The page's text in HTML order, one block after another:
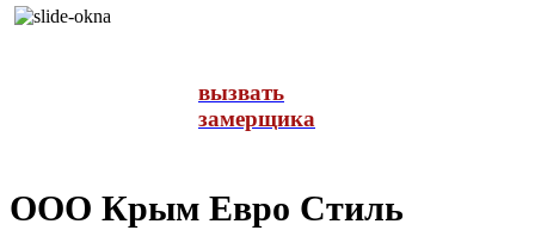
вызвать
замерщика
ООО Крым Евро Стиль